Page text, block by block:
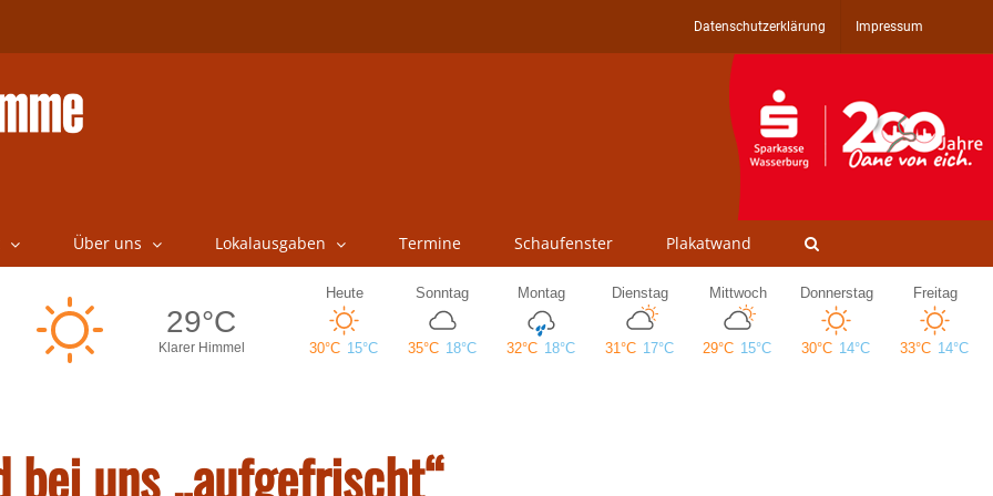
Datenschutzerklärung Impressum
Über uns Lokalausgaben Termine Schaufenster Plakatwand
bei uns „aufgefrischt“